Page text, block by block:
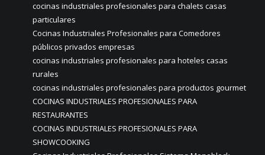
cocinas industriales profesionales para chalets casas
particulares
Cocinas Industriales Profesionales para Comedores
públicos privados empresas
cocinas industriales profesionales para hoteles casas
rurales
cocinas industriales profesionales para productos gourmet
COCINAS INDUSTRIALES PROFESIONALES PARA
RESTAURANTES
COCINAS INDUSTRIALES PROFESIONALES PARA
SHOWCOOKING